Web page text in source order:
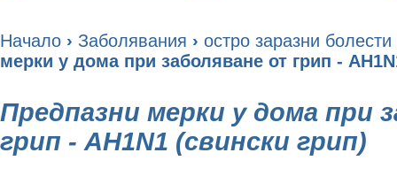
Начало › Заболявания › остро заразни болести
мерки у дома при заболяване от грип -
Предпазни мерки у дома при
грип - АH1N1 (свински грип)